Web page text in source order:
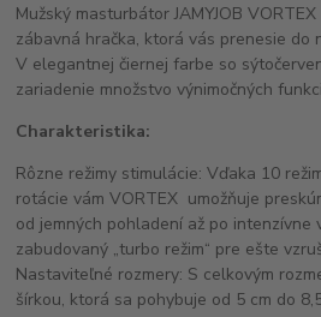
Mužský masturbátor JAMYJOB
zábavná hračka, ktorá vás prenesie do
V elegantnej čiernej farbe so
zariadenie množstvo výnimočných
Charakteristika:
Rôzne režimy stimulácie: Vďaka 10
rotácie vám VORTEX umožňuje
od jemných pohladení až po intenzívne
zabudovaný „turbo režim“ pre ešte
Nastaviteľné rozmery: S celkovým
šírkou, ktorá sa pohybuje od 5 cm do